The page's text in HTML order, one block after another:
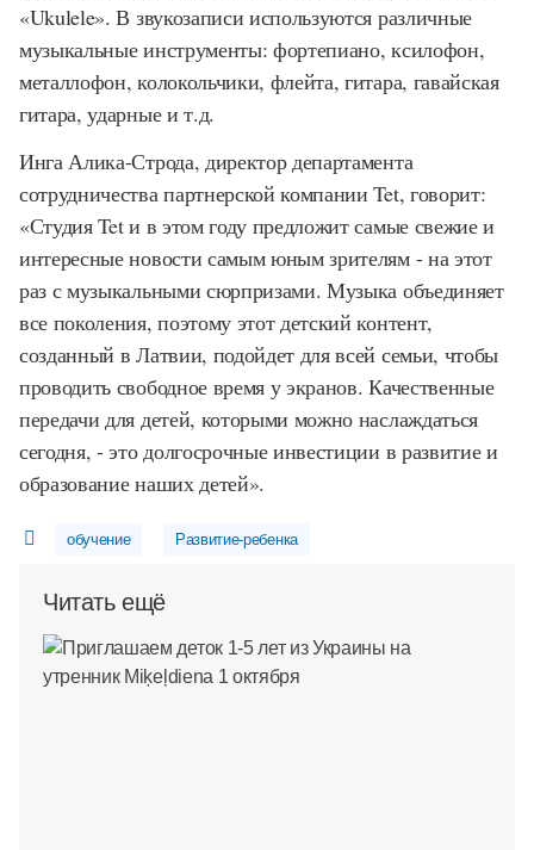
«Ukulele». В звукозаписи используются различные
музыкальные инструменты: фортепиано, ксилофон,
металлофон, колокольчики, флейта, гитара, гавайская
гитара, ударные и т.д.
Инга Алика-Строда, директор департамента
сотрудничества партнерской компании Tet, говорит:
«Студия Tet и в этом году предложит самые свежие и
интересные новости самым юным зрителям - на этот
раз с музыкальными сюрпризами. Музыка объединяет
все поколения, поэтому этот детский контент,
созданный в Латвии, подойдет для всей семьи, чтобы
проводить свободное время у экранов. Качественные
передачи для детей, которыми можно наслаждаться
сегодня, - это долгосрочные инвестиции в развитие и
образование наших детей».
обучение Развитие-ребенка
Читать ещё